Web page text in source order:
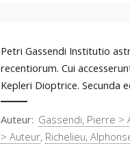
Petri Gassendi Institutio
recentiorum. Cui
Kepleri Dioptrice. Secunda
Auteur Gassendi, Pierre >
> Auteur, Richelieu,